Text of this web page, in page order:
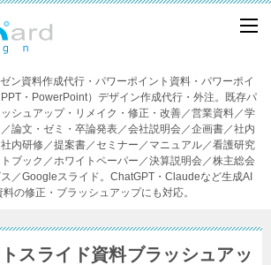
ン資料作成代行・パワーポイント資料・パワーポイ
・PowerPoint）デザイン作成代行・外注。既存パ
シュアップ・リメイク・修正・改善／営業資料／学
論文・ゼミ・卒論発表／会社説明会／企画書／社内
内研修／提案書／セミナー／マニュアル／看護研究
ブック／ホワイトペーパー／決算説明会／株主総会
／Googleスライド。ChatGPT・Claudeなど生成AI
の修正・ブラッシュアップにも対応。
スライド資料ブラッシュアッ